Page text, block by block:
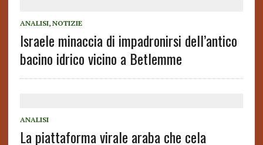
ANALISI, NOTIZIE
Israele minaccia di impadronirsi dell’antico
bacino idrico vicino a Betlemme
ANALISI
La piattaforma virale araba che cela